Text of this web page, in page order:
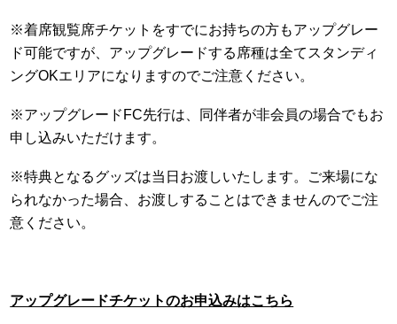
※着席観覧席チケットをすでにお持ちの方もアップグレー
ド可能ですが、アップグレードする席種は全てスタンディ
ングOKエリアになりますのでご注意ください。
※アップグレードFC先行は、同伴者が非会員の場合でもお
申し込みいただけます。
※特典となるグッズは当日お渡しいたします。ご来場にな
られなかった場合、お渡しすることはできませんのでご注
意ください。
アップグレードチケットのお申込みはこちら